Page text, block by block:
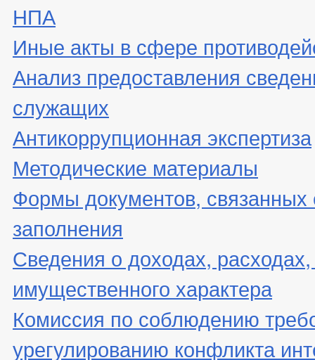
НПА
Иные акты в сфере
Анализ предоставления
служащих
Антикоррупционная экспертиза
Методические материалы
Формы документов, связанных
заполнения
Сведения о доходах,
имущественного характера
Комиссия по соблюдению
урегулированию конфликта